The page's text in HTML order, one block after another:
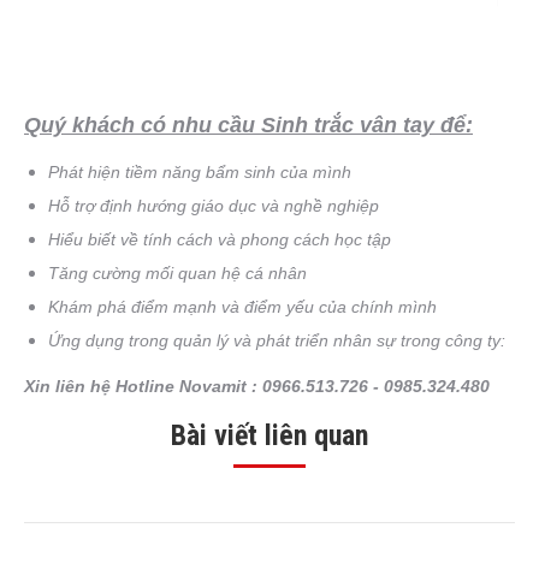
Quý khách có nhu cầu Sinh trắc vân tay để:
Phát hiện tiềm năng bẩm sinh của mình
Hỗ trợ định hướng giáo dục và nghề nghiệp
Hiểu biết về tính cách và phong cách học tập
Tăng cường mối quan hệ cá nhân
Khám phá điểm mạnh và điểm yếu của chính mình
Ứng dụng trong quản lý và phát triển nhân sự trong công ty:
Xin liên hệ Hotline Novamit : 0966.513.726 - 0985.324.480
Bài viết liên quan